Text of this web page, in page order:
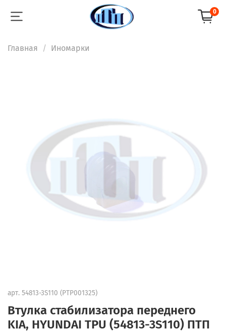
0
Главная Иномарки
арт. 54813-3S110 (PTP001325)
Втулка стабилизатора переднего
KIA, HYUNDAI TPU (54813-3S110) ПТП